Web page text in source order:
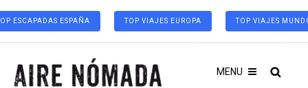
ESCAPADAS ESPAÑA TOP VIAJES EUROPA TOP VIAJES
MENU